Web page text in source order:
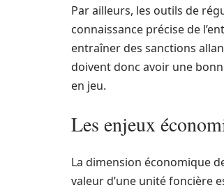
Par ailleurs, les outils de
connaissance précise de
entraîner des sanctions
doivent donc avoir une
en jeu.
Les enjeux
La dimension économique
valeur d’une unité foncière